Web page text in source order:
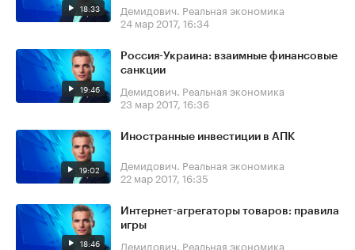
18:33
Демидович. Реальная экономика
24 мар 2017, 16:34
19:46
Россия-Украина: взаимные финансовые
санкции
Демидович. Реальная экономика
23 мар 2017, 16:36
19:02
Иностранные инвестиции в АПК
Демидович. Реальная экономика
22 мар 2017, 16:35
18:46
Интернет-агрегаторы товаров: правила
игры
Демидович. Реальная экономика